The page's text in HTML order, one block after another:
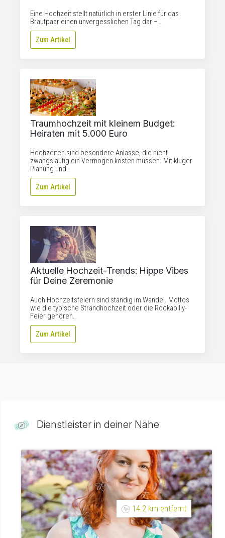
Eine Hochzeit stellt natürlich in erster Linie für das
Brautpaar einen unvergesslichen Tag dar −…
Zum Artikel
Traumhochzeit mit kleinem Budget:
Heiraten mit 5.000 Euro
Hochzeiten sind besondere Anlässe, die nicht
zwangsläufig ein Vermögen kosten müssen. Mit kluger
Planung und…
Zum Artikel
Aktuelle Hochzeit-Trends: Hippe Vibes
für Deine Zeremonie
Auch Hochzeitsfeiern sind ständig im Wandel. Mottos
wie die typische Strandhochzeit oder die Rockabilly-
Feier gehören…
Zum Artikel
Dienstleister in deiner Nähe
14.2 km entfernt